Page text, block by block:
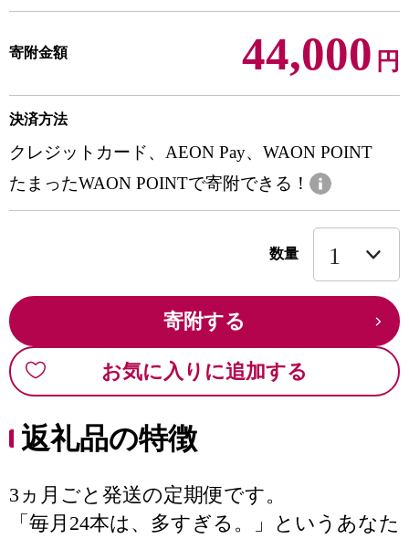
寄附金額 44,000 円
決済方法
クレジットカード、AEON Pay、WAON POINT
たまったWAON POINTで寄附できる！
数量
寄附する
お気に入りに追加する
返礼品の特徴
3ヵ月ごと発送の定期便です。
「毎月24本は、多すぎる。」というあなた